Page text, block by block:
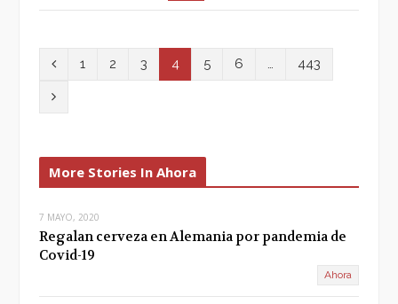
P
r
v
i
o
u
1 2 3 4 5 6 …
443
N
x
t
More Stories In Ahora
7 MAYO, 2020
Regalan cerveza en Alemania por pandemia de
Covid-19
Ahora